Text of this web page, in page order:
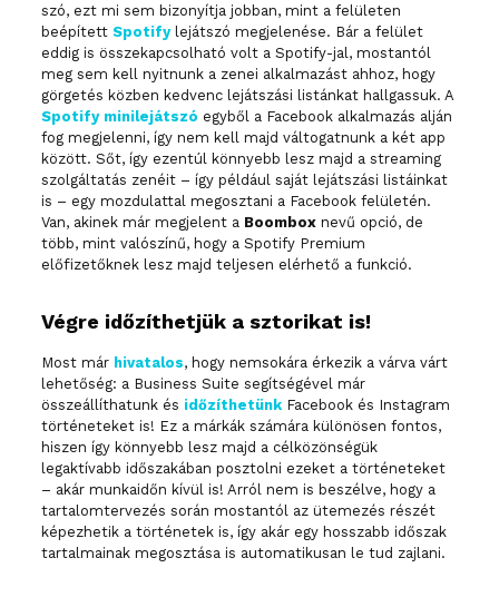
szó, ezt mi sem bizonyítja jobban, mint a felületen
beépített Spotify lejátszó megjelenése. Bár a felület
eddig is összekapcsolható volt a Spotify-jal, mostantól
meg sem kell nyitnunk a zenei alkalmazást ahhoz, hogy
görgetés közben kedvenc lejátszási listánkat hallgassuk. A
Spotify minilejátszó egyből a Facebook alkalmazás alján
fog megjelenni, így nem kell majd váltogatnunk a két app
között. Sőt, így ezentúl könnyebb lesz majd a streaming
szolgáltatás zenéit – így például saját lejátszási listáinkat
is – egy mozdulattal megosztani a Facebook felületén.
Van, akinek már megjelent a Boomboxnevű opció, de
több, mint valószínű, hogy a Spotify Premium
előfizetőknek lesz majd teljesen elérhető a funkció.
Végre időzíthetjük a sztorikat is!
Most már hivatalos, hogy nemsokára érkezik a várva várt
lehetőség: a Business Suite segítségével már
összeállíthatunk és időzíthetünkFacebook és Instagram
történeteket is! Ez a márkák számára különösen fontos,
hiszen így könnyebb lesz majd a célközönségük
legaktívabb időszakában posztolni ezeket a történeteket
– akár munkaidőn kívül is! Arról nem is beszélve, hogy a
tartalomtervezés során mostantól az ütemezés részét
képezhetik a történetek is, így akár egy hosszabb időszak
tartalmainak megosztása is automatikusan le tud zajlani.